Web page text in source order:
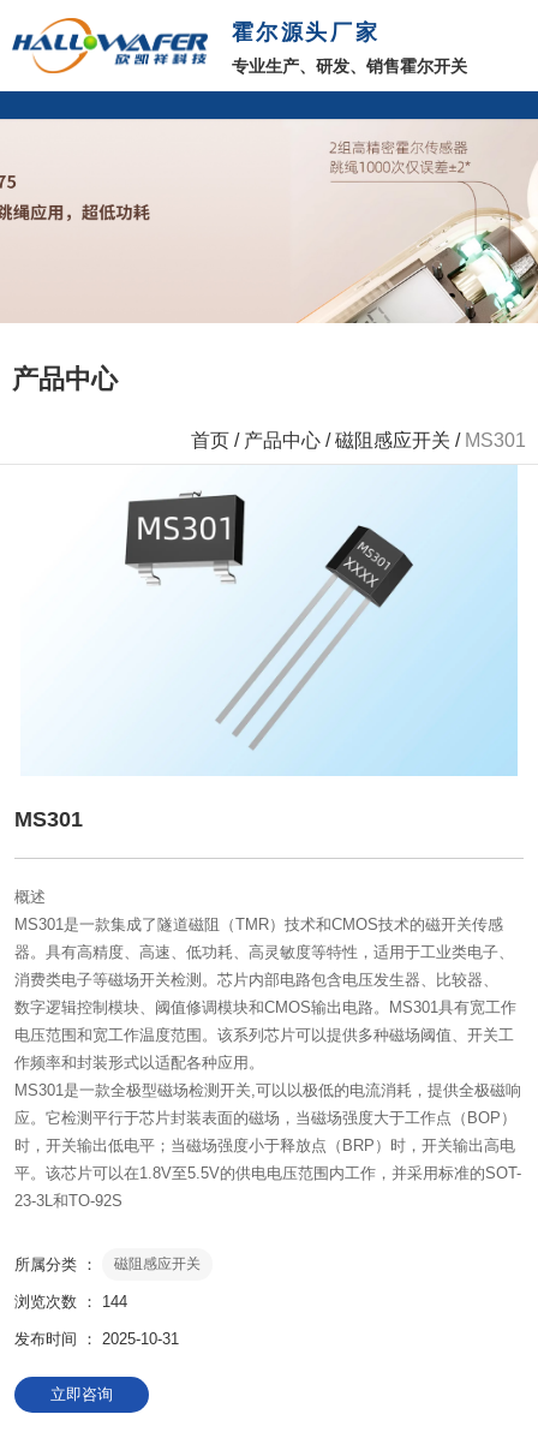
霍尔源头厂家
专业生产、研发、销售霍尔开关
产品中心
首页 / 产品中心 /磁阻感应开关 / MS301
MS301
概述
MS301是一款集成了隧道磁阻（TMR）技术和CMOS技术的磁开关传感
器。具有高精度、高速、低功耗、高灵敏度等特性，适用于工业类电子、
消费类电子等磁场开关检测。芯片内部电路包含电压发生器、比较器、
数字逻辑控制模块、阈值修调模块和CMOS输出电路。MS301具有宽工作
电压范围和宽工作温度范围。该系列芯片可以提供多种磁场阈值、开关工
作频率和封装形式以适配各种应用。
MS301是一款全极型磁场检测开关,可以以极低的电流消耗，提供全极磁响
应。它检测平行于芯片封装表面的磁场，当磁场强度大于工作点（BOP）
时，开关输出低电平；当磁场强度小于释放点（BRP）时，开关输出高电
平。该芯片可以在1.8V至5.5V的供电电压范围内工作，并采用标准的SOT-
23-3L和TO-92S
所属分类 ： 磁阻感应开关
浏览次数 ： 144
发布时间 ： 2025-10-31
立即咨询